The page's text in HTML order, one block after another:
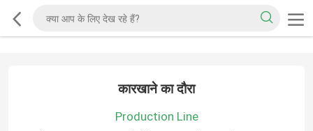
कारखाने का दौरा
Production Line